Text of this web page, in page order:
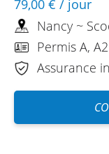
79,00 € / jour
Nancy ~
Permis A, A2
Assurance